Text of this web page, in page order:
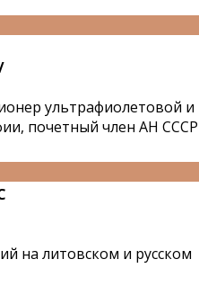
ультрафиолетовой и
почетный член АН СССР
на литовском и русском